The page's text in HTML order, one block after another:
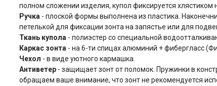
полном сложении изделия, купол фиксируется хлястиком
Ручка - плоской формы выполнена из пластика.
петелькой для фиксации зонта на запястье или для
Ткань купола - полиэстер со специальной
Каркас зонта - на 6-ти спицах алюминий + фибергласс
Чехол - в виде уютного кармашка.
Антиветер - защищает зонт от поломок. Пружинки в
обращаем ваше внимание, что зонт не рекомендуется